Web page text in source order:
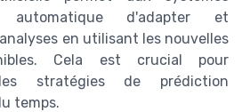
automatique d'adapter et
en utilisant les nouvelles
Cela est crucial pour
stratégies de prédiction
temps.